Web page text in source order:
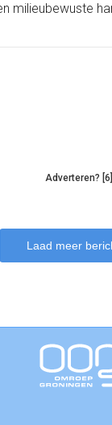
milieubewuste
Adverteren? [6]
Laad meer